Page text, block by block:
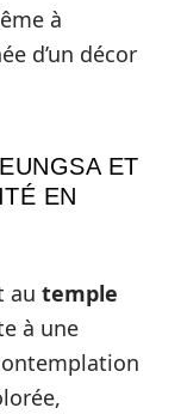
à
d’un décor
ET
EN
au temple
à une